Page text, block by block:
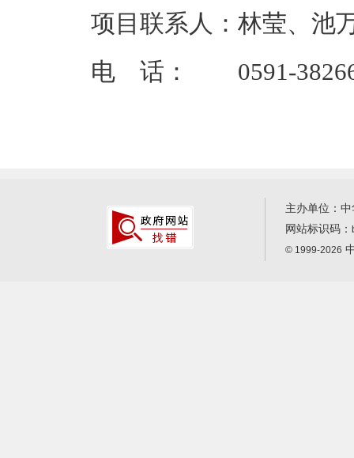
项目联系人：林莹、池
电 话： 0591-
主办单位：
网站标识码：
© 1999-2026